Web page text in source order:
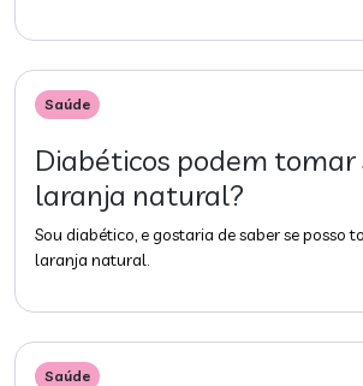
Saúde
Diabéticos podem tomar
laranja natural?
Sou diabético, e gostaria de saber se posso
laranja natural.
Saúde